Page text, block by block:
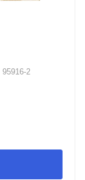
95916-2